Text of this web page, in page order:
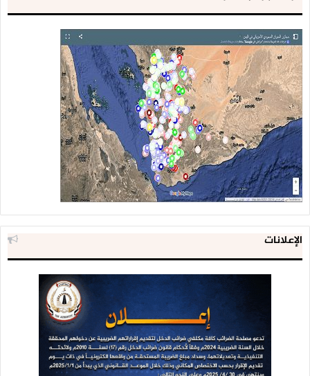
الإعلانات